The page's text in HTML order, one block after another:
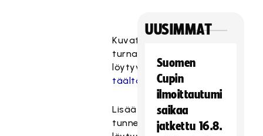
Kuvat
turnauksesta
löytyvät
täältä
Lisää
tunnelmia
UUSIMMAT
Suomen
Cupin
ilmoittautumi
saikaa
jatkettu 16.8.